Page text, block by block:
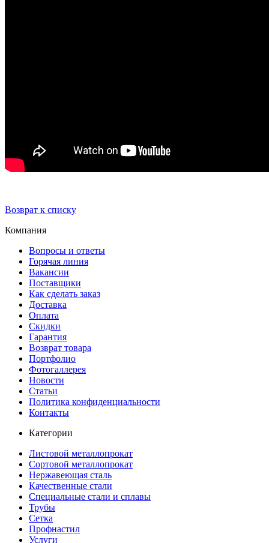
Возврат к списку
Компания
Вопросы и ответы
Горячая линия
Вакансии
Поставщики
Как сделать заказ
Доставка
Оплата
Скидки
Гарантия
Возврат товара
Портфолио
Фотогаллерея
Новости
Статьи
Политика конфиденциальности
Контакты
Категории
Листовой металлопрокат
Сортовой металлопрокат
Нержавеющая сталь
Качественные стали
Специальные стали и сплавы
Трубы
Сетка
Профнастил
Услуги